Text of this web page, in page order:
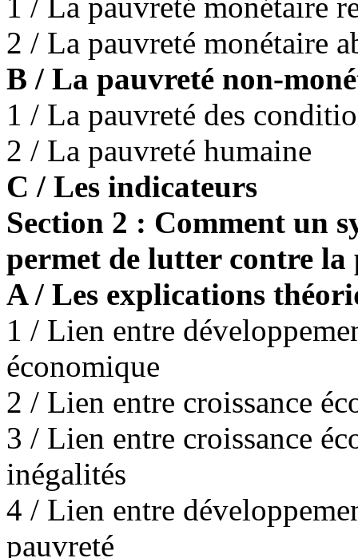
2 / La pauvreté monétaire
B / La pauvreté non-
1 / La pauvreté des
2 / La pauvreté humaine
C / Les indicateurs
Section 2 : Comment un
permet de lutter contre la
A / Les explications
1 / Lien entre
économique
2 / Lien entre croissance
3 / Lien entre croissance
inégalités
4 / Lien entre
pauvreté